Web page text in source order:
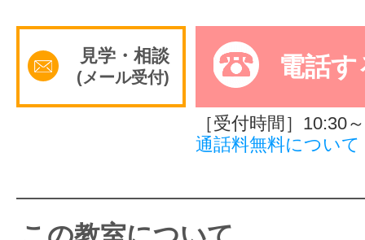
サイトマッ
見学・相談
(メール受付) 電話す
［受付時間］10:30
通話料無料について